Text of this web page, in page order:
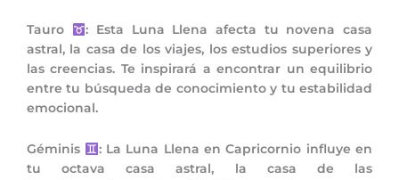
Tauro
: Esta Luna Llena afecta tu novena casa
astral, la casa de los viajes, los estudios superiores y
las creencias. Te inspirará a encontrar un equilibrio
entre tu búsqueda de conocimiento y tu estabilidad
emocional.
Géminis
: La Luna Llena en Capricornio influye en
tu octava casa astral, la casa de las